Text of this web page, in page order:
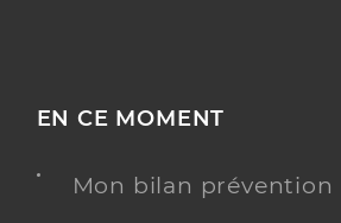
EN CE MOMENT
Mon bilan prévention